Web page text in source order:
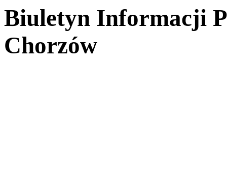
Biuletyn Informacji
Chorzów